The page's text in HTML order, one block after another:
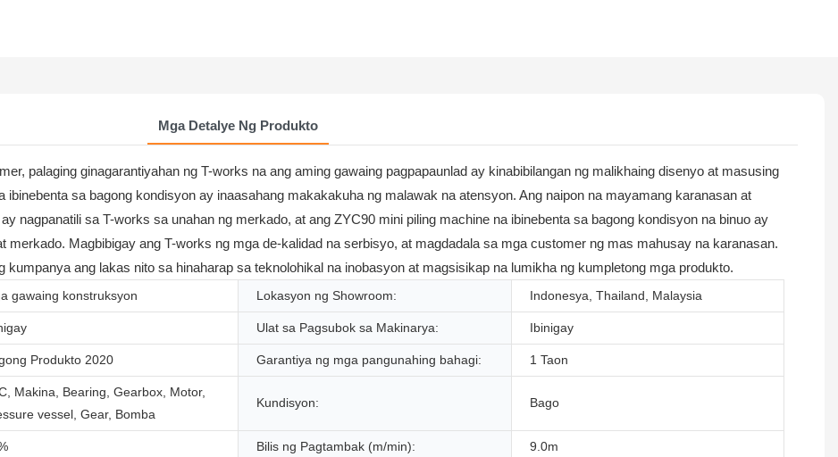
Mga Detalye Ng Produkto
palaging ginagarantiyahan ng T-works na ang aming gawaing pagpapaunlad ay kinabibilangan ng malikhaing disenyo at masusing
sa bagong kondisyon ay inaasahang makakakuha ng malawak na atensyon. Ang naipon na mayamang karanasan at
nagpanatili sa T-works sa unahan ng merkado, at ang ZYC90 mini piling machine na ibinebenta sa bagong kondisyon na binuo ay
merkado. Magbibigay ang T-works ng mga de-kalidad na serbisyo, at magdadala sa mga customer ng mas mahusay na karanasan.
kumpanya ang lakas nito sa hinaharap sa teknolohikal na inobasyon at magsisikap na lumikha ng kumpletong mga produkto.
gawaing konstruksyon Lokasyon ng Showroom: Indonesya, Thailand, Malaysia
Ulat sa Pagsubok sa Makinarya: Ibinigay
Produkto 2020 Garantiya ng mga pangunahing bahagi: 1 Taon
Makina, Bearing, Gearbox, Motor,
vessel, Gear, Bomba
Kundisyon: Bago
Bilis ng Pagtambak (m/min): 9.0m